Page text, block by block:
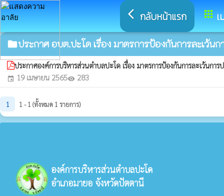
arrow_back_ios กลับหน้าแรก apps
folderประกาศ อบต.ปะโด เรื่อง มาตรการป้องกันการละเ
ประกาศองค์การบริหารส่วนตำบลปะโด เรื่อง มาตรการป้องกันการละเว้น
event 19 เมษายน 2565visibility 283
1 1 - 1 (ทั้งหมด 1 รายการ)
องค์การบริหารส่วนตำบลปะโด
อำเภอมายอ จังหวัดปัตตานี